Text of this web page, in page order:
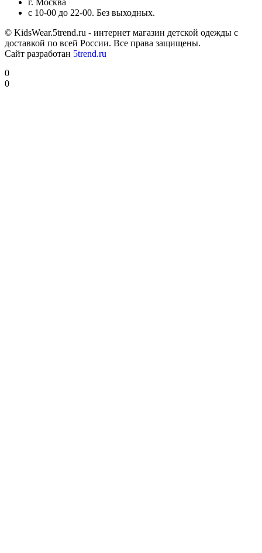
г. Москва
с 10-00 до 22-00. Без выходных.
© KidsWear.5trend.ru - интернет магазин детской одежды с
доставкой по всей России. Все права защищены.
Сайт разработан 5trend.ru
0
0